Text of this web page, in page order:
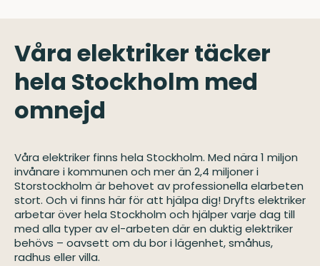
Våra elektriker täcker
hela Stockholm med
omnejd
Våra elektriker finns hela Stockholm. Med nära 1 miljon
invånare i kommunen och mer än 2,4 miljoner i
Storstockholm är behovet av professionella elarbeten
stort. Och vi finns här för att hjälpa dig! Dryfts elektriker
arbetar över hela Stockholm och hjälper varje dag till
med alla typer av el-arbeten där en duktig elektriker
behövs – oavsett om du bor i lägenhet, småhus,
radhus eller villa.